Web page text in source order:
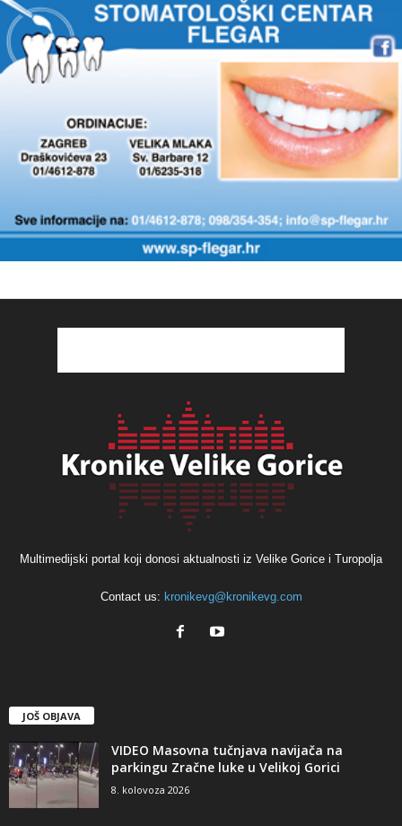
Multimedijski portal koji donosi aktualnosti iz Velike Gorice i Turopolja
Contact us: kronikevg@kronikevg.com
JOŠ OBJAVA
VIDEO Masovna tučnjava navijača na
parkingu Zračne luke u Velikoj Gorici
8. kolovoza 2026